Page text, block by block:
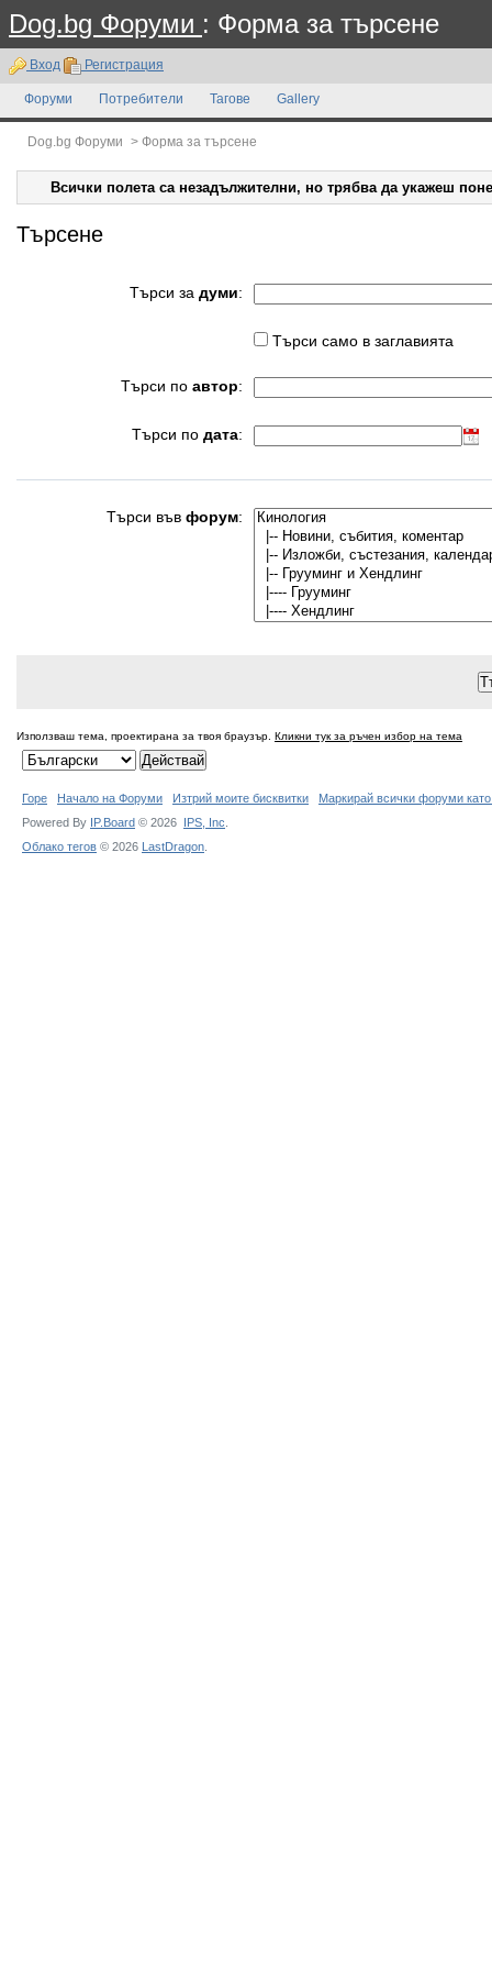
Dog.bg Форуми : Форма за търсене
Вход Регистрация
Форуми Потребители Тагове Gallery
Dog.bg Форуми > Форма за търсене
Всички полета са незадължителни, но трябва да укажеш
Търсене
Търси за думи:
Търси само в заглавията
Търси по автор:
Търси по дата:
Търси във форум:
Използваш тема, проектирана за твоя браузър. Кликни тук за ръчен избор на тема
Горе Начало на Форуми Изтрий моите бисквитки
Маркирай всички форуми
Powered By IP.Board © 2026 IPS, Inc
Облако тегов © 2026 LastDragon